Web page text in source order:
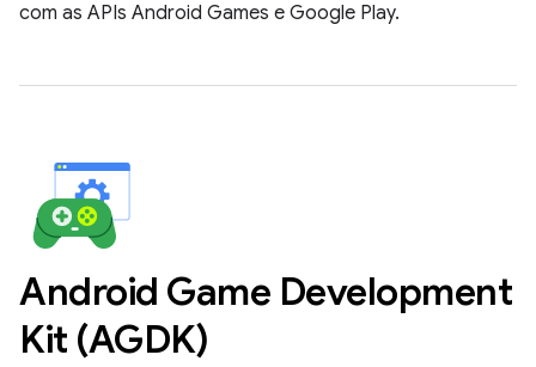
com as APIs Android Games e Google Play.
Android Game Development
Kit (AGDK)